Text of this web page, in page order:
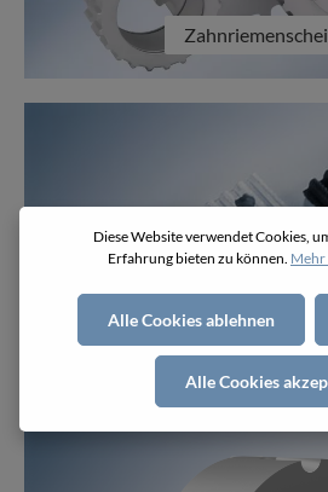
Diese Website verwendet Cookies,
Erfahrung bieten zu können. Mehr
Alle Cookies ablehnen
Alle Cookies